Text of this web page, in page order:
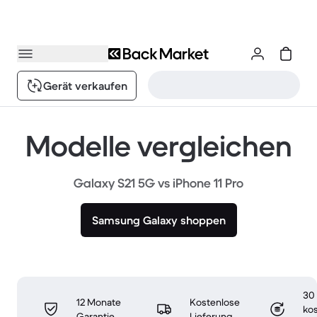
Gerät verkaufen
Modelle vergleichen
Galaxy S21 5G vs iPhone 11 Pro
Samsung Galaxy shoppen
12 Monate
Kostenlose
30